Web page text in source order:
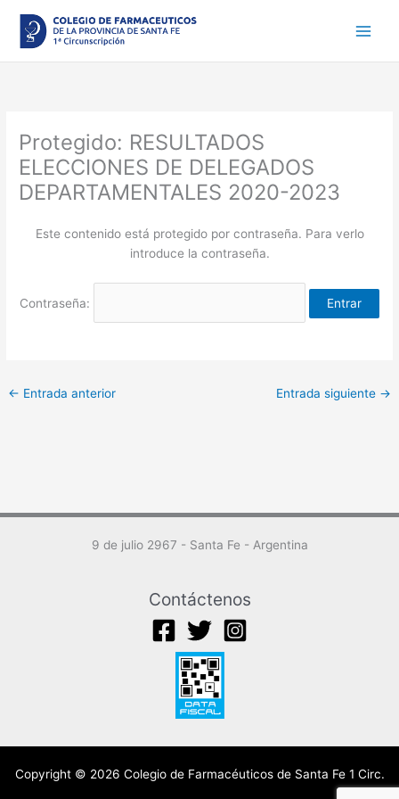
contenido
Protegido: RESULTADOS
ELECCIONES DE DELEGADOS
DEPARTAMENTALES 2020-2023
Este contenido está protegido por contraseña. Para verlo
introduce la contraseña.
Contraseña:
← Entrada anterior Entrada siguiente →
9 de julio 2967 - Santa Fe - Argentina
Contáctenos
Copyright © 2026 Colegio de Farmacéuticos de Santa Fe 1 Circ.